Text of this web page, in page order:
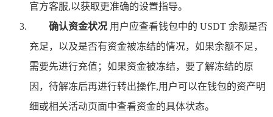
官方客服,以获取更准确的设置指导。
确认资金状况 用户应查看钱包中的 USDT 余额是否
充足，以及是否有资金被冻结的情况，如果余额不足，
需要先进行充值；如果资金被冻结，要了解冻结的原
因，待解冻后再进行转出操作,用户可以在钱包的资产明
细或相关活动页面中查看资金的具体状态。